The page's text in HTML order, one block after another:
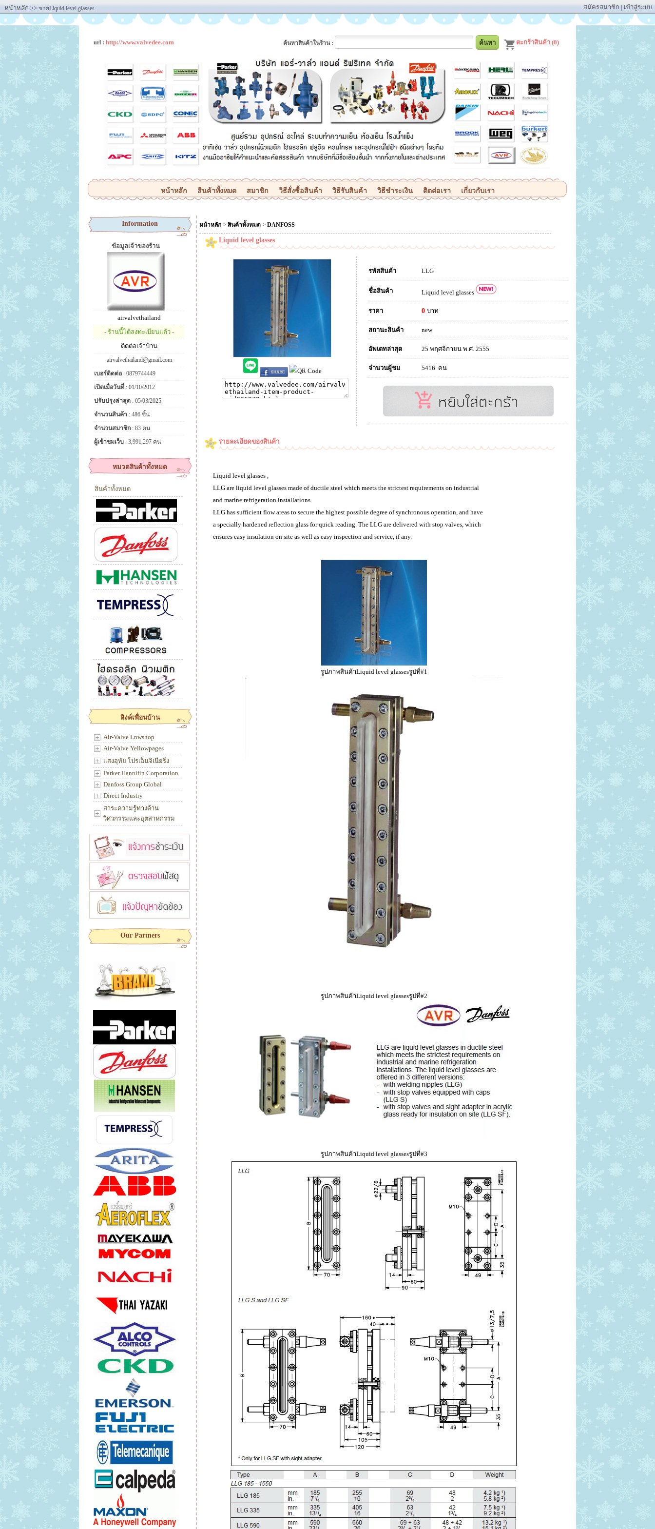
หน้าหลัก >> ขายLiquid level glasses สมัครสมาชิก | เข้าสู่ระบบ
ตะกร้าสินค้า (0)
url : http://www.valvedee.com ค้นหาสินค้าในร้าน :
หน้าหลัก สินค้าทั้งหมด สมาชิก วิธีสั่งซื้อสินค้า วิธีรับสินค้า วิธีชำระเงิน ติดต่อเรา เกี่ยวกับเรา
Information
ข้อมูลเจ้าของร้าน
airvalvethailand
- ร้านนี้ได้ลงทะเบียนแล้ว -
ติดต่อเจ้าบ้าน
airvalvethailand@gmail.com
เบอร์ติดต่อ : 0879744449
เปิดเมื่อวันที่ : 01/10/2012
ปรับปรุงล่าสุด : 05/03/2025
จำนวนสินค้า : 486 ชิ้น
จำนวนสมาชิก : 83 คน
ผู้เข้าชมเว็บ : 3,991,297 คน
หมวดสินค้าทั้งหมด
สินค้าทั้งหมด
ลิงค์เพื่อนบ้าน
Air-Valve Lnwshop
Air-Valve Yellowpages
แสงอุทัย โปรเอ็นจิเนียริ่ง
Parker Hannifin Corporation
Danfoss Group Global
Direct Industry
สาระความรู้ทางด้าน
วิศวกรรมและอุตสาหกรรม
Our Partners
หน้าหลัก > สินค้าทั้งหมด > DANFOSS
Liquid level glasses
รหัสสินค้า LLG
ชื่อสินค้า Liquid level glasses
ราคา 0 บาท
สถานะสินค้า new
อัพเดทล่าสุด 25 พฤศจิกายน พ.ศ. 2555
จำนวนผู้ชม 5416 คน
รายละเอียดของสินค้า
Liquid level glasses ,
LLG are liquid level glasses made of ductile steel which meets the strictest requirements on industrial
and marine refrigeration installations
LLG has sufficient flow areas to secure the highest possible degree of synchronous operation, and have
a specially hardened reflection glass for quick reading. The LLG are delivered with stop valves, which
ensures easy insulation on site as well as easy inspection and service, if any.
รูปภาพสินค้าLiquid level glassesรูปที่#1
รูปภาพสินค้าLiquid level glassesรูปที่#2
รูปภาพสินค้าLiquid level glassesรูปที่#3